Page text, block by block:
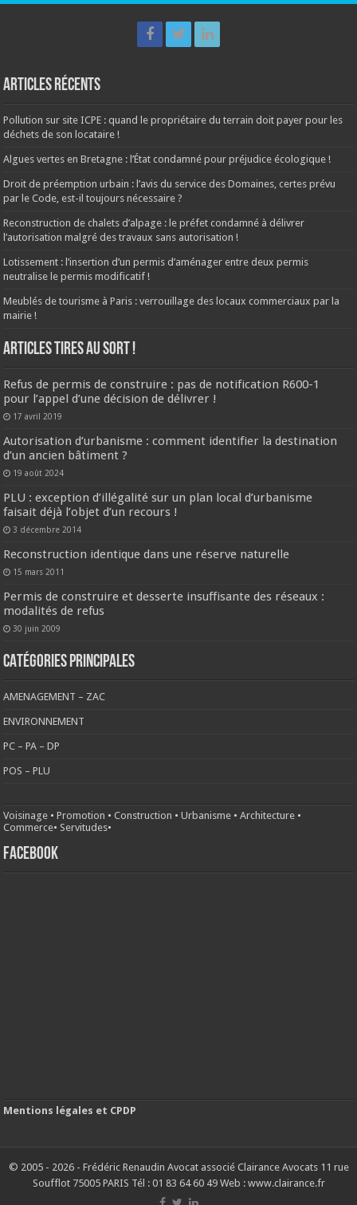
Articles récents
Pollution sur site ICPE : quand le propriétaire du terrain doit payer pour les
déchets de son locataire !
Algues vertes en Bretagne : l’État condamné pour préjudice écologique !
Droit de préemption urbain : l’avis du service des Domaines, certes prévu
par le Code, est-il toujours nécessaire ?
Reconstruction de chalets d’alpage : le préfet condamné à délivrer
l’autorisation malgré des travaux sans autorisation !
Lotissement : l’insertion d’un permis d’aménager entre deux permis
neutralise le permis modificatif !
Meublés de tourisme à Paris : verrouillage des locaux commerciaux par la
mairie !
ARTICLES TIRES AU SORT !
Refus de permis de construire : pas de notification R600-1
pour l’appel d’une décision de délivrer !
17 avril 2019
Autorisation d’urbanisme : comment identifier la destination
d’un ancien bâtiment ?
19 août 2024
PLU : exception d’illégalité sur un plan local d’urbanisme
faisait déjà l’objet d’un recours !
3 décembre 2014
Reconstruction identique dans une réserve naturelle
15 mars 2011
Permis de construire et desserte insuffisante des réseaux :
modalités de refus
30 juin 2009
CATÉGORIES PRINCIPALES
AMENAGEMENT – ZAC
ENVIRONNEMENT
PC – PA – DP
POS – PLU
Voisinage •Promotion •Construction •Urbanisme •Architecture •
Commerce• Servitudes•
FACEBOOK
Mentions légales et CPDP
© 2005 - 2026 - Frédéric Renaudin Avocat associé Clairance Avocats 11 rue
Soufflot 75005 PARIS Tél : 01 83 64 60 49 Web : www.clairance.fr